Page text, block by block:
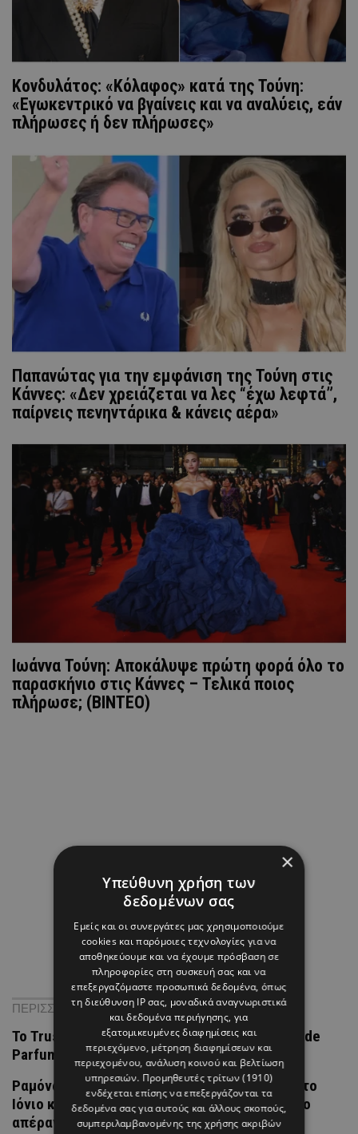
Κονδυλάτος: «Κόλαφος» κατά της Τούνη:
«Εγωκεντρικό να βγαίνεις και να αναλύεις, εάν
πλήρωσες ή δεν πλήρωσες»
Παπανώτας για την εμφάνιση της Τούνη στις
Κάννες: «Δεν χρειάζεται να λες “έχω λεφτά”,
παίρνεις πενηντάρικα & κάνεις αέρα»
Ιωάννα Τούνη: Αποκάλυψε πρώτη φορά όλο το
παρασκήνιο στις Κάννες – Τελικά ποιος
πλήρωσε; (ΒΙΝΤΕΟ)
ΠΕΡΙΣΣΟΤΕΡΑ ΝΕΑ
Το Trussardi Elegantly Cool είναι ένα νέο Eau de
Parfum Lumineuse
Ραμόνα & Τορναρίτης: Οι «καρτ ποστάλ» από το
Ιόνιο και το τρυφερό στιγμιότυπο με φόντο το
απέραντο γαλάζιο
×
Υπεύθυνη χρήση των
δεδομένων σας
Εμείς και οι συνεργάτες μας χρησιμοποιούμε
cookies και παρόμοιες τεχνολογίες για να
αποθηκεύουμε και να έχουμε πρόσβαση σε
πληροφορίες στη συσκευή σας και να
επεξεργαζόμαστε προσωπικά δεδομένα, όπως
τη διεύθυνση IP σας, μοναδικά αναγνωριστικά
και δεδομένα περιήγησης, για
εξατομικευμένες διαφημίσεις και
περιεχόμενο, μέτρηση διαφημίσεων και
περιεχομένου, ανάλυση κοινού και βελτίωση
υπηρεσιών. Προμηθευτές τρίτων (1910)
ενδέχεται επίσης να επεξεργάζονται τα
δεδομένα σας για αυτούς και άλλους σκοπούς,
συμπεριλαμβανομένης της χρήσης ακριβών